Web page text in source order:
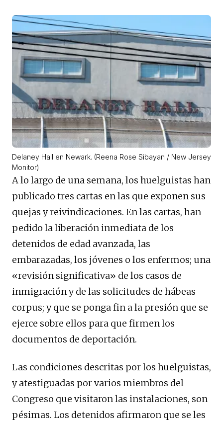
Delaney Hall en Newark. (Reena Rose Sibayan / New Jersey
Monitor)
A lo largo de una semana, los huelguistas han
publicado tres cartas en las que exponen sus
quejas y reivindicaciones. En las cartas, han
pedido la liberación inmediata de los
detenidos de edad avanzada, las
embarazadas, los jóvenes o los enfermos; una
«revisión significativa» de los casos de
inmigración y de las solicitudes de hábeas
corpus; y que se ponga fin a la presión que se
ejerce sobre ellos para que firmen los
documentos de deportación.
Las condiciones descritas por los huelguistas,
y atestiguadas por varios miembros del
Congreso que visitaron las instalaciones, son
pésimas. Los detenidos afirmaron que se les